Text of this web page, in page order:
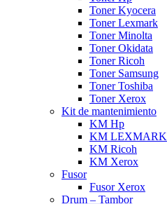
Toner Kyocera
Toner Lexmark
Toner Minolta
Toner Okidata
Toner Ricoh
Toner Samsung
Toner Toshiba
Toner Xerox
Kit de mantenimiento
KM Hp
KM LEXMARK
KM Ricoh
KM Xerox
Fusor
Fusor Xerox
Drum – Tambor